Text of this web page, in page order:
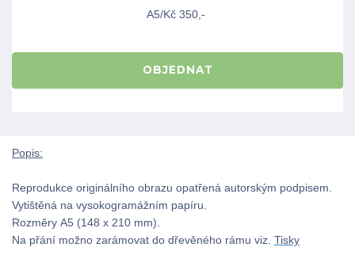
A5/Kč 350,-
OBJEDNAT
Popis:
Reprodukce originálního obrazu opatřená autorským podpisem.
Vytištěná na vysokogramážním papíru.
Rozměry A5 (148 x 210 mm).
Na přání možno zarámovat do dřevěného rámu viz. Tisky